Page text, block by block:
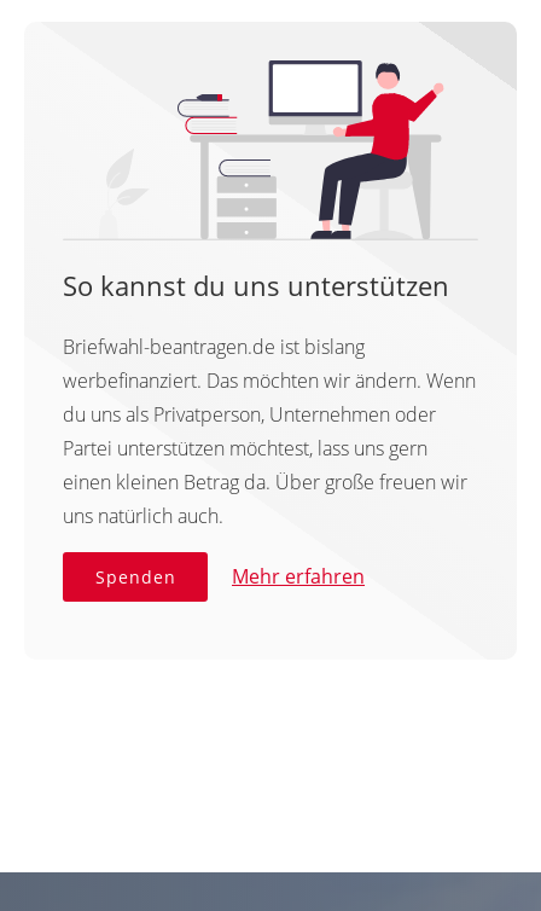
So kannst du uns unterstützen
Briefwahl-beantragen.de ist bislang
werbefinanziert. Das möchten wir ändern. Wenn
du uns als Privatperson, Unternehmen oder
Partei unterstützen möchtest, lass uns gern
einen kleinen Betrag da. Über große freuen wir
uns natürlich auch.
Spenden Mehr erfahren